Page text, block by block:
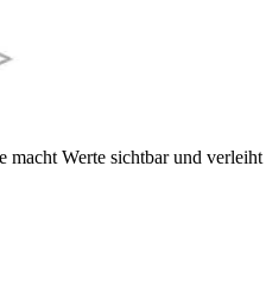
Werte sichtbar und